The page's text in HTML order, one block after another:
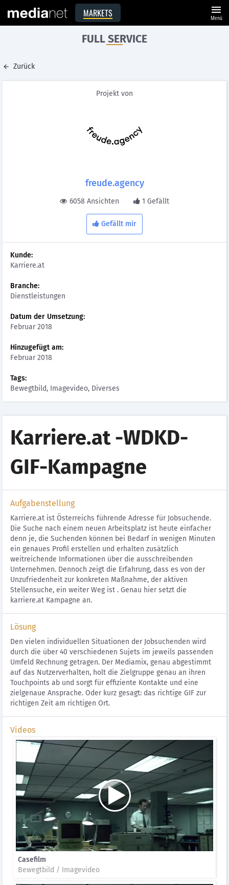
MARKETS menu
Menü
FULL SERVICE
Zurück
Projekt von
freude.agency
6058 Ansichten 1 Gefällt
Gefällt mir
Kunde:
Karriere.at
Branche:
Dienstleistungen
Datum der Umsetzung:
Februar 2018
Hinzugefügt am:
Februar 2018
Tags:
Bewegtbild, Imagevideo, Diverses
Karriere.at -WDKD-
GIF-Kampagne
Aufgabenstellung
Karriere.at ist Österreichs führende Adresse für Jobsuchende.
Die Suche nach einem neuen Arbeitsplatz ist heute einfacher
denn je, die Suchenden können bei Bedarf in wenigen Minuten
ein genaues Profil erstellen und erhalten zusätzlich
weitreichende Informationen über die ausschreibenden
Unternehmen. Dennoch zeigt die Erfahrung, dass es von der
Unzufriedenheit zur konkreten Maßnahme, der aktiven
Stellensuche, ein weiter Weg ist . Genau hier setzt die
karriere.at Kampagne an.
Lösung
Den vielen individuellen Situationen der Jobsuchenden wird
durch die über 40 verschiedenen Sujets im jeweils passenden
Umfeld Rechnung getragen. Der Mediamix, genau abgestimmt
auf das Nutzerverhalten, holt die Zielgruppe genau an ihren
Touchpoints ab und sorgt für effiziente Kontakte und eine
zielgenaue Ansprache. Oder kurz gesagt: das richtige GIF zur
richtigen Zeit am richtigen Ort.
Videos
Casefilm
Bewegtbild / Imagevideo